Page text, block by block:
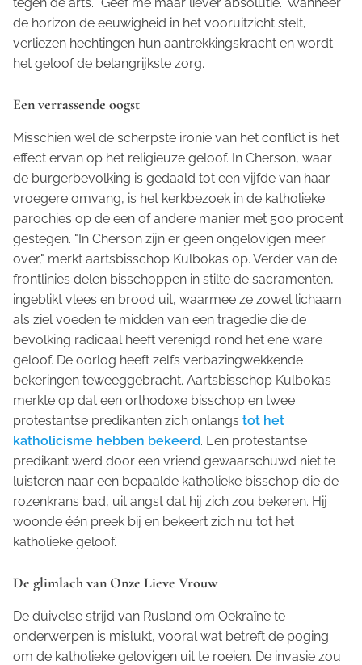
de horizon de eeuwigheid in het vooruitzicht stelt,
verliezen hechtingen hun aantrekkingskracht en wordt
het geloof de belangrijkste zorg.
Een verrassende oogst
Misschien wel de scherpste ironie van het conflict is het
effect ervan op het religieuze geloof. In Cherson, waar
de burgerbevolking is gedaald tot een vijfde van haar
vroegere omvang, is het kerkbezoek in de katholieke
parochies op de een of andere manier met 500 procent
gestegen. "In Cherson zijn er geen ongelovigen meer
over," merkt aartsbisschop Kulbokas op. Verder van de
frontlinies delen bisschoppen in stilte de sacramenten,
ingeblikt vlees en brood uit, waarmee ze zowel lichaam
als ziel voeden te midden van een tragedie die de
bevolking radicaal heeft verenigd rond het ene ware
geloof. De oorlog heeft zelfs verbazingwekkende
bekeringen teweeggebracht. Aartsbisschop Kulbokas
merkte op dat een orthodoxe bisschop en twee
protestantse predikanten zich onlangs tot het
katholicisme hebben bekeerd. Een protestantse
predikant werd door een vriend gewaarschuwd niet te
luisteren naar een bepaalde katholieke bisschop die de
rozenkrans bad, uit angst dat hij zich zou bekeren. Hij
woonde één preek bij en bekeert zich nu tot het
katholieke geloof.
De glimlach van Onze Lieve Vrouw
De duivelse strijd van Rusland om Oekraïne te
onderwerpen is mislukt, vooral wat betreft de poging
om de katholieke gelovigen uit te roeien. De invasie zou